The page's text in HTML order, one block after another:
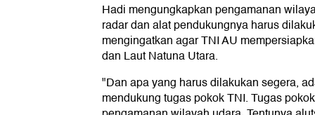
Hadi mengungkapkan pengamanan
radar dan alat pendukungnya harus
mengingatkan agar TNI AU
dan Laut Natuna Utara.
"Dan apa yang harus dilakukan segera,
mendukung tugas pokok TNI. Tugas